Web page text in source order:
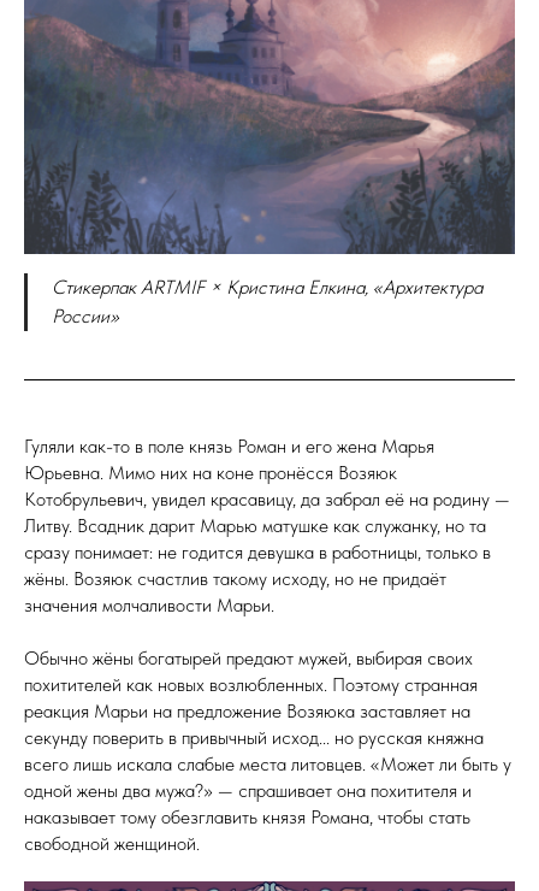
Стикерпак ARTMIF × Кристина Елкина, «Архитектура
России»
Гуляли как-то в поле князь Роман и его жена Марья
Юрьевна. Мимо них на коне пронёсся Возяюк
Котобрульевич, увидел красавицу, да забрал её на родину —
Литву. Всадник дарит Марью матушке как служанку, но та
сразу понимает: не годится девушка в работницы, только в
жёны. Возяюк счастлив такому исходу, но не придаёт
значения молчаливости Марьи.
Обычно жёны богатырей предают мужей, выбирая своих
похитителей как новых возлюбленных. Поэтому странная
реакция Марьи на предложение Возяюка заставляет на
секунду поверить в привычный исход... но русская княжна
всего лишь искала слабые места литовцев. «Может ли быть у
одной жены два мужа?» — спрашивает она похитителя и
наказывает тому обезглавить князя Романа, чтобы стать
свободной женщиной.